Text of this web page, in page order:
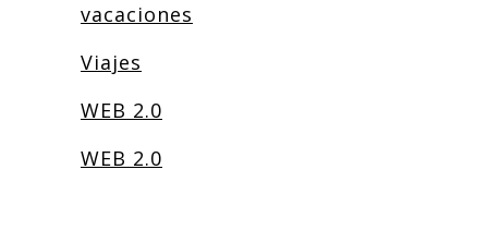
vacaciones
Viajes
WEB 2.0
WEB 2.0